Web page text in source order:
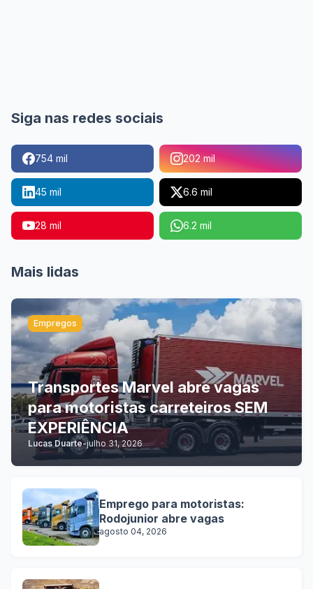
Siga nas redes sociais
754 mil 202 mil
45 mil 6.6 mil
28 mil 6.2 mil
Mais lidas
Empregos
Transportes Marvel abre vagas
para motoristas carreteiros SEM
EXPERIÊNCIA
Lucas Duarte-julho 31, 2026
Emprego para motoristas:
Rodojunior abre vagas
agosto 04, 2026